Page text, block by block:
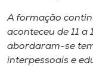
A formação
aconteceu de 11 a
abordaram-se
interpessoais e